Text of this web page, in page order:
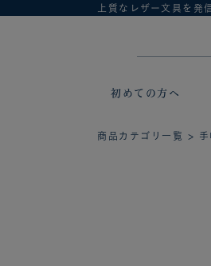
上質なレザー文具を
初めての方へ
商品カテゴリ一覧 >